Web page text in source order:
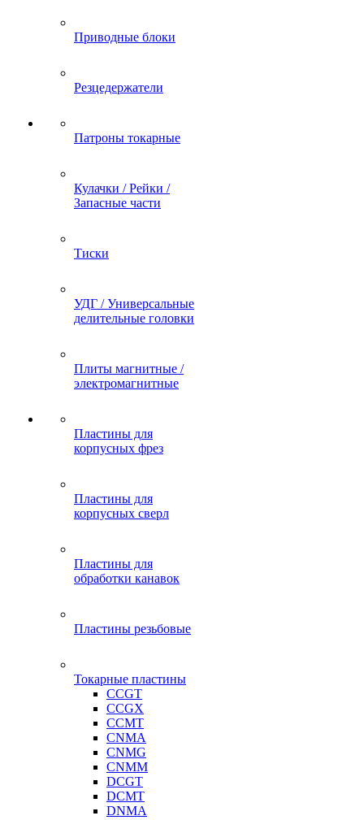
Приводные блоки
Резцедержатели
Патроны токарные
Кулачки / Рейки /
Запасные части
Тиски
УДГ / Универсальные
делительные головки
Плиты магнитные /
электромагнитные
Пластины для
корпусных фрез
Пластины для
корпусных сверл
Пластины для
обработки канавок
Пластины резьбовые
Токарные пластины
CCGT
CCGX
CCMT
CNMA
CNMG
CNMM
DCGT
DCMT
DNMA